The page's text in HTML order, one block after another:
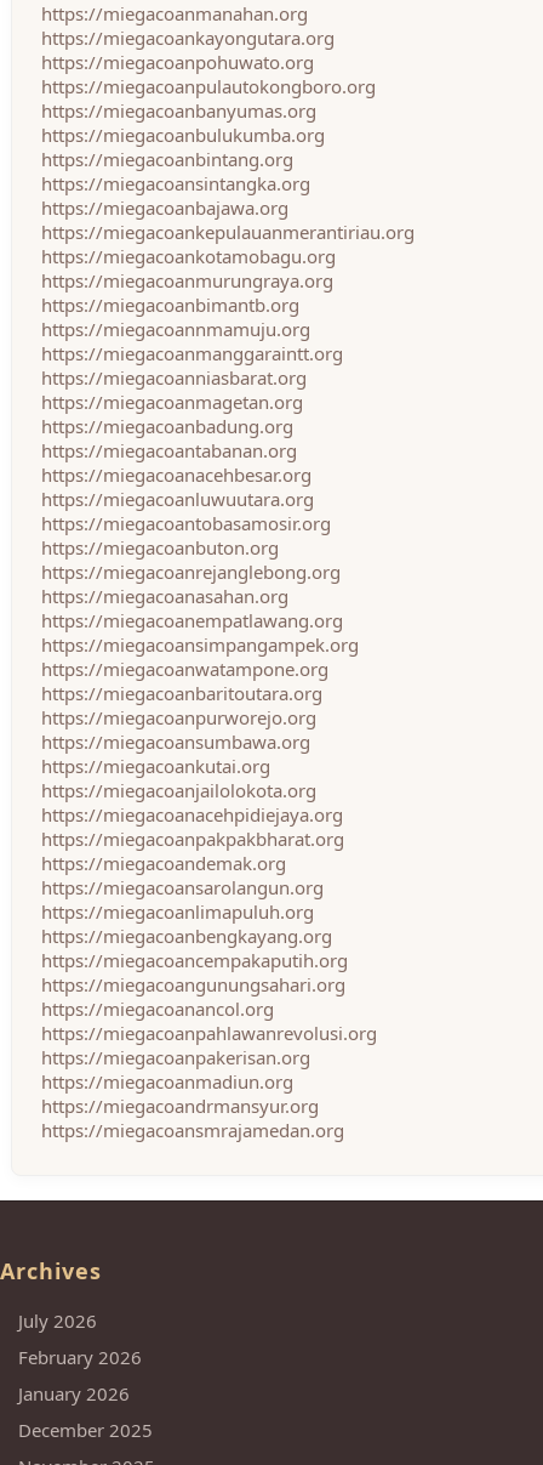
https://miegacoanmanahan.org
https://miegacoankayongutara.org
https://miegacoanpohuwato.org
https://miegacoanpulautokongboro.org
https://miegacoanbanyumas.org
https://miegacoanbulukumba.org
https://miegacoanbintang.org
https://miegacoansintangka.org
https://miegacoanbajawa.org
https://miegacoankepulauanmerantiriau.org
https://miegacoankotamobagu.org
https://miegacoanmurungraya.org
https://miegacoanbimantb.org
https://miegacoannmamuju.org
https://miegacoanmanggaraintt.org
https://miegacoanniasbarat.org
https://miegacoanmagetan.org
https://miegacoanbadung.org
https://miegacoantabanan.org
https://miegacoanacehbesar.org
https://miegacoanluwuutara.org
https://miegacoantobasamosir.org
https://miegacoanbuton.org
https://miegacoanrejanglebong.org
https://miegacoanasahan.org
https://miegacoanempatlawang.org
https://miegacoansimpangampek.org
https://miegacoanwatampone.org
https://miegacoanbaritoutara.org
https://miegacoanpurworejo.org
https://miegacoansumbawa.org
https://miegacoankutai.org
https://miegacoanjailolokota.org
https://miegacoanacehpidiejaya.org
https://miegacoanpakpakbharat.org
https://miegacoandemak.org
https://miegacoansarolangun.org
https://miegacoanlimapuluh.org
https://miegacoanbengkayang.org
https://miegacoancempakaputih.org
https://miegacoangunungsahari.org
https://miegacoanancol.org
https://miegacoanpahlawanrevolusi.org
https://miegacoanpakerisan.org
https://miegacoanmadiun.org
https://miegacoandrmansyur.org
https://miegacoansmrajamedan.org
Archives
July 2026
February 2026
January 2026
December 2025